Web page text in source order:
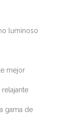
luminoso
mejor
gama de